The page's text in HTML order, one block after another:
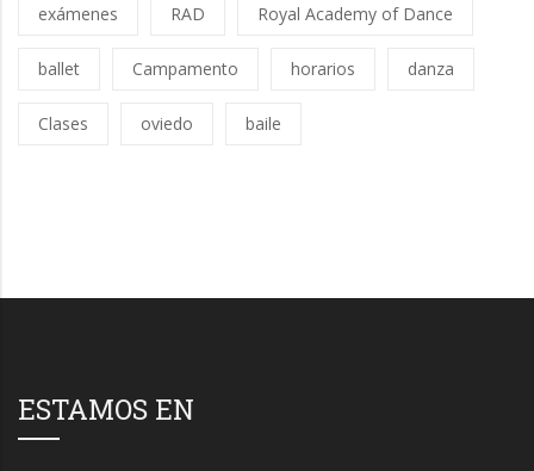
exámenes RAD Royal Academy of Dance
ballet Campamento horarios danza
Clases oviedo baile
ESTAMOS EN